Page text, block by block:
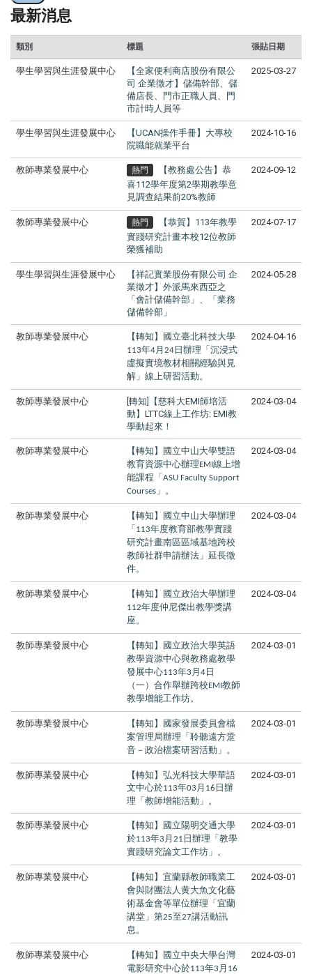
最新消息
類別 標題 張貼日期
學生學習與生涯發展中心
【全家便利商店股份有限公
司 企業徵才】儲備幹部、儲
備店長、門市正職人員、門
市計時人員等
2025-03-27
學生學習與生涯發展中心
【UCAN操作手冊】大專校
院職能就業平台
2024-10-16
教師專業發展中心 熱門
【教務處公告】恭
喜112學年度第2學期教學意
見調查結果前20%教師
2024-09-12
教師專業發展中心 熱門
【恭賀】113年教學
實踐研究計畫本校12位教師
榮獲補助
2024-07-17
學生學習與生涯發展中心
【祥記實業股份有限公司 企
業徵才】外派馬來西亞之
「會計儲備幹部」、「業務
儲備幹部」
2024-05-28
教師專業發展中心 【轉知】國立臺北科技大學
113年4 月 24 日辦理「沉浸式
虛擬實境教材相關經驗與見
解」線上研習活動。
2024-04-16
教師專業發展中心
[轉知]【慈科大EMI師培活
動】LTTC線上工作坊: EMI教
學動起來！
2024-03-04
教師專業發展中心
【轉知】國立中山大學雙語
教育資源中心辦理EMI線上增
能課程「 ASU Faculty Support
Courses 」。
2024-03-04
教師專業發展中心
【轉知】國立中山大學辦理
「 113年度教育部教學實踐
研究計畫南區區域基地跨校
教師社群申請辦法」延長徵
件。
2024-03-04
教師專業發展中心 【轉知】國立政治大學辦理
112年度仲尼傑出教學獎講
座。
2024-03-04
教師專業發展中心
【轉知】國立政治大學英語
教學資源中心與教務處教學
發展中心113年3 月 4 日
（一）合作舉辦跨校EMI教師
教學增能工作坊。
2024-03-01
教師專業發展中心
【轉知】國家發展委員會檔
案管理局辦理「聆聽遠方跫
音－政治檔案研習活動」。
2024-03-01
教師專業發展中心
【轉知】弘光科技大學華語
文中心於113年03 月 16 日辦
理「教師增能活動」。
2024-03-01
教師專業發展中心
【轉知】國立陽明交通大學
於113年3 月 21 日辦理「教學
實踐研究論文工作坊」。
2024-03-01
教師專業發展中心
【轉知】宜蘭縣教師職業工
會與財團法人黄大魚文化藝
術基金會等單位辦理「宜蘭
講堂」第25至27講活動訊
息。
2024-03-01
教師專業發展中心
【轉知】國立中央大學台灣
電影研究中心於113年3 月 16
2024-03-01